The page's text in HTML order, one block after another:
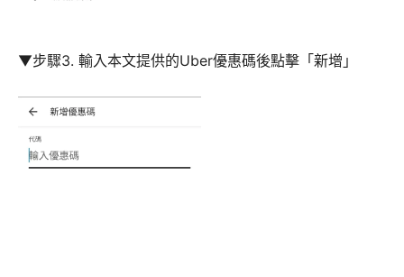
▼步驟3. 輸入本文提供的Uber優惠碼後點擊「新增」